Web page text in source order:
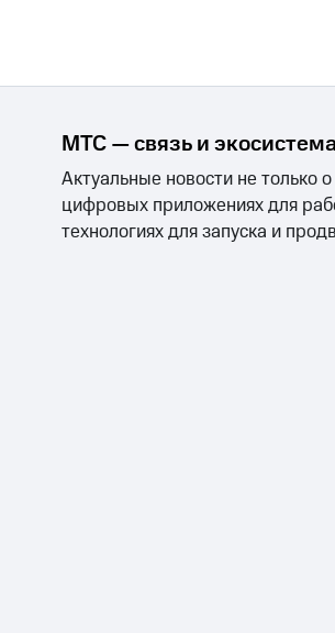
МТС — связь и
Актуальные новости не только
цифровых приложениях для
технологиях для запуска и